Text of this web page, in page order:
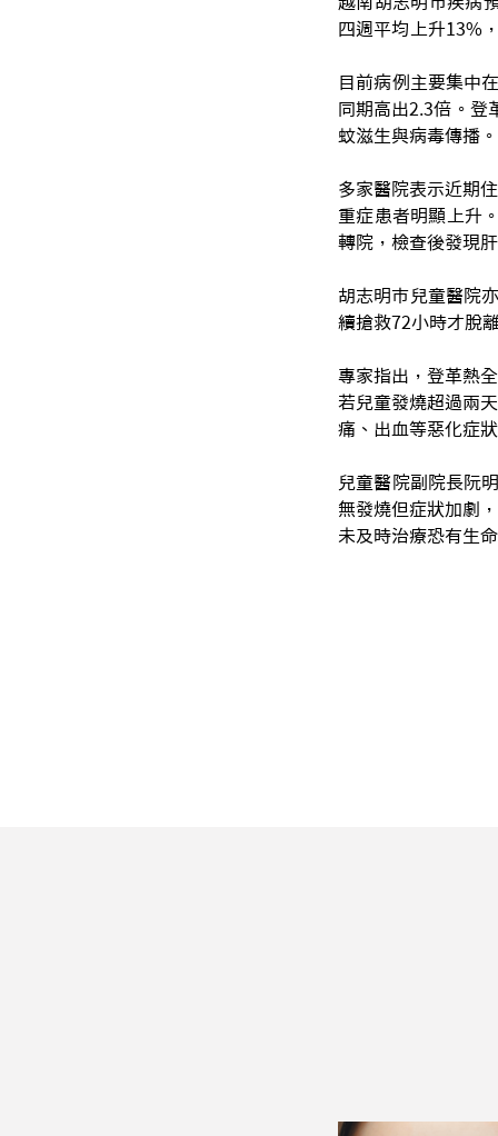
四週平均上升13%
目前病例主要集中
同期高出2.3倍。登
蚊滋生與病毒傳播。
多家醫院表示近期
重症患者明顯上升
轉院，檢查後發現
胡志明市兒童醫院
續搶救72小時才脫
專家指出，登革熱
若兒童發燒超過兩
痛、出血等惡化症
兒童醫院副院長阮
無發燒但症狀加劇
未及時治療恐有生